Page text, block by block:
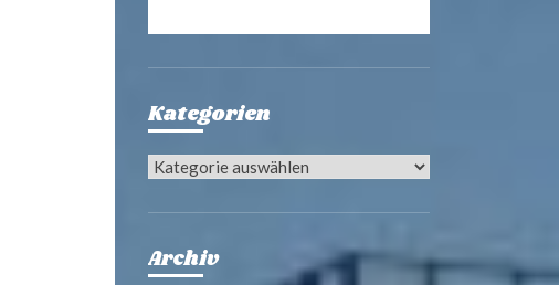
Kategorien
Kategorien
Archiv